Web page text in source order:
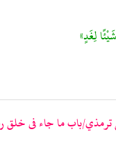
لِغَدٍ»
باب ما جاء فى خلق